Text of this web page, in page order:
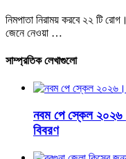
নিমপাতা নিরাময় করবে ২২ টি
জেনে নেওয়া …
সাম্প্রতিক লেখাগুলো
নবম পে স্কেল
বিবরণ